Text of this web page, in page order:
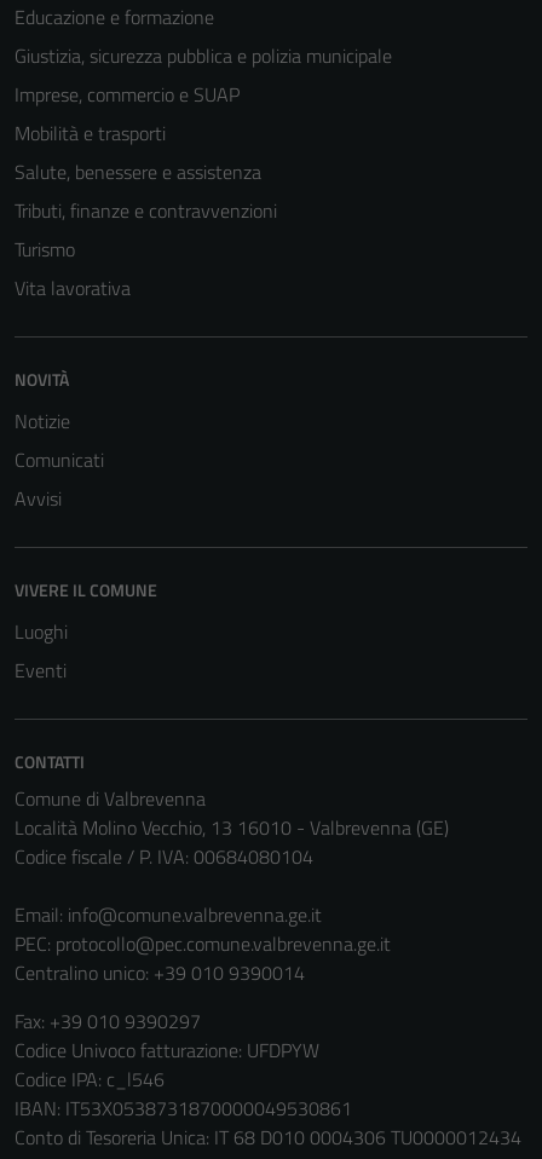
Educazione e formazione
Giustizia, sicurezza pubblica e polizia municipale
Imprese, commercio e SUAP
Mobilità e trasporti
Salute, benessere e assistenza
Tributi, finanze e contravvenzioni
Turismo
Vita lavorativa
NOVITÀ
Notizie
Comunicati
Avvisi
VIVERE IL COMUNE
Luoghi
Eventi
CONTATTI
Comune di Valbrevenna
Località Molino Vecchio, 13 16010 - Valbrevenna (GE)
Codice fiscale / P. IVA: 00684080104
Email: info@comune.valbrevenna.ge.it
PEC: protocollo@pec.comune.valbrevenna.ge.it
Centralino unico: +39 010 9390014
Fax: +39 010 9390297
Codice Univoco fatturazione: UFDPYW
Codice IPA: c_l546
IBAN: IT53X0538731870000049530861
Conto di Tesoreria Unica: IT 68 D010 0004306 TU0000012434